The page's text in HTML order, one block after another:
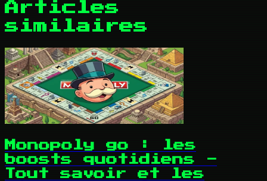
Articles
similaires
Monopoly go : les
boosts quotidiens -
Tout savoir et les